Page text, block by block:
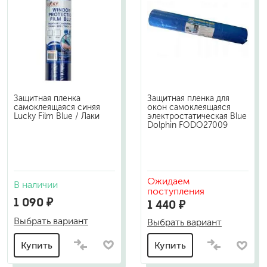
Защитная пленка
самоклеящаяся синяя
Lucky Film Blue / Лаки
В наличии
1 090 ₽
Выбрать вариант
Купить
Защитная пленка для
окон самоклеящаяся
электростатическая Blue
Dolphin FODO27009
Ожидаем
поступления
1 440 ₽
Выбрать вариант
Купить